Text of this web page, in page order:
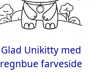
Glad Unikitty med
regnbue farveside